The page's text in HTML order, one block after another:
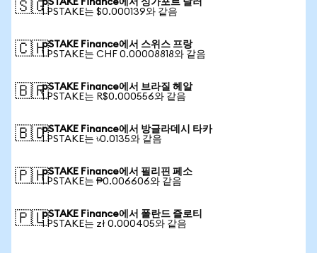
🇸🇬pSTAKE Finance에서 싱가포르 달러
1 PSTAKE는 $0.000139와 같음
🇨🇭pSTAKE Finance에서 스위스 프랑
1 PSTAKE는 CHF 0.00008818와 같음
🇧🇷pSTAKE Finance에서 브라질 헤알
1 PSTAKE는 R$0.000556와 같음
🇧🇩pSTAKE Finance에서 방글라데시 타카
1 PSTAKE는 ৳0.0135와 같음
🇵🇭pSTAKE Finance에서 필리핀 페소
1 PSTAKE는 ₱0.006606와 같음
🇵🇱pSTAKE Finance에서 폴란드 즐로티
1 PSTAKE는 zł 0.000405와 같음